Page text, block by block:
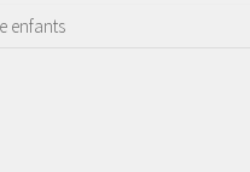
enfants